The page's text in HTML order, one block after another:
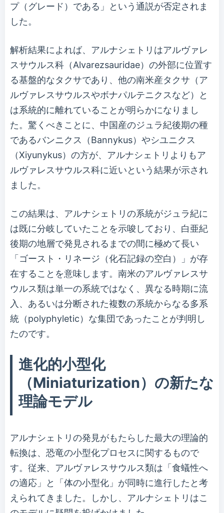
プ（グレード）である」という通説が否定されま
した。
解析結果によれば、アルナシェトリはアルヴァレ
スサウルス科（Alvarezsauridae）の外部に位置す
る基盤的なタクサであり、他の南米産タクサ（ア
ルヴァレスサウルスやボナパルテニクスなど）と
は系統的に離れていることが明らかになりまし
た。驚くべきことに、中国産のジュラ紀後期の種
であるバンニクス（Bannykus）やシユニクス
（Xiyunykus）の方が、アルナシェトリよりもア
ルヴァレスサウルス科に近いという結果が示され
ました。
この結果は、アルナシェトリの系統がジュラ紀に
は既に分岐していたことを示唆しており、白亜紀
後期の地層で発見されるまでの間に極めて長い
「ゴースト・リネージ（化石記録の空白）」が存
在することを意味します。南米のアルヴァレスサ
ウルス類は単一の系統ではなく、異なる時期に流
入、あるいは分断された複数の系統からなる多系
統（polyphyletic）な集団であったことが判明し
たのです。
進化的小型化
（Miniaturization）の新たな
理論モデル
アルナシェトリの発見がもたらした最大の理論的
転換は、恐竜の小型化プロセスに関するもので
す。従来、アルヴァレスサウルス類は「食蟻性へ
の適応」と「体の小型化」が同時に進行したと考
えられてきました。しかし、アルナシェトリはこ